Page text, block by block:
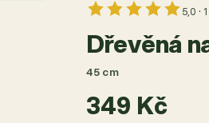
5,0 ·
Dřevěná
45 cm
349 Kč